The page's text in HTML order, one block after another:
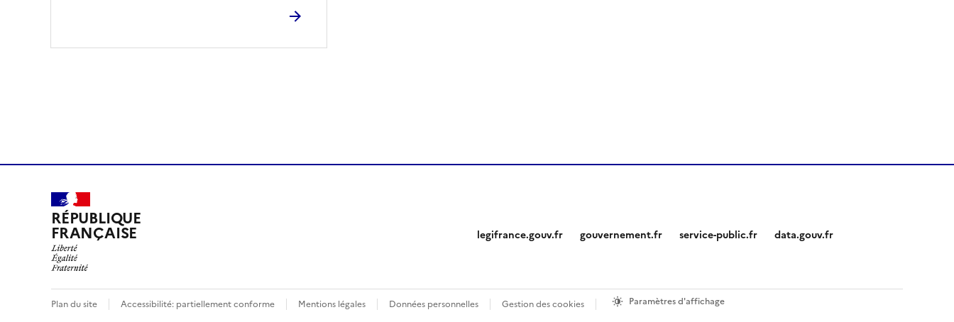
RÉPUBLIQUE
FRANÇAISE legifrance.gouv.fr gouvernement.fr service-public.fr data.gouv.fr
Plan du site Accessibilité: partiellement conforme Mentions légales Données personnelles Gestion des cookies Paramètres d'affichage